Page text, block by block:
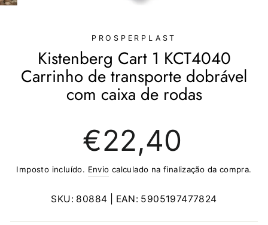
PROSPERPLAST
Kistenberg Cart 1 KCT4040
Carrinho de transporte dobrável
com caixa de rodas
normal
€22,40
Imposto incluído. Envio calculado na finalização da compra.
SKU: 80884 | EAN: 5905197477824